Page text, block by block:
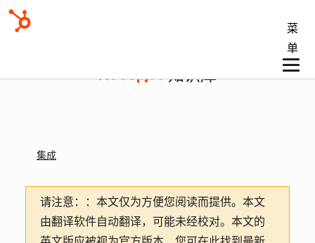
菜
单
知识库
集成
请注意： ：本文仅为方便您阅读而提供。 本文
由翻译软件自动翻译，可能未经校对。本文的